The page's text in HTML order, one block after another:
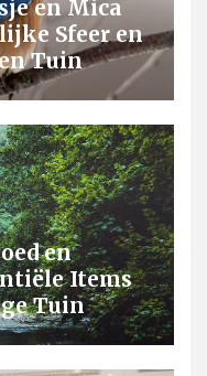
en Mica
Sfeer en
Tuin
en
Items
Tuin